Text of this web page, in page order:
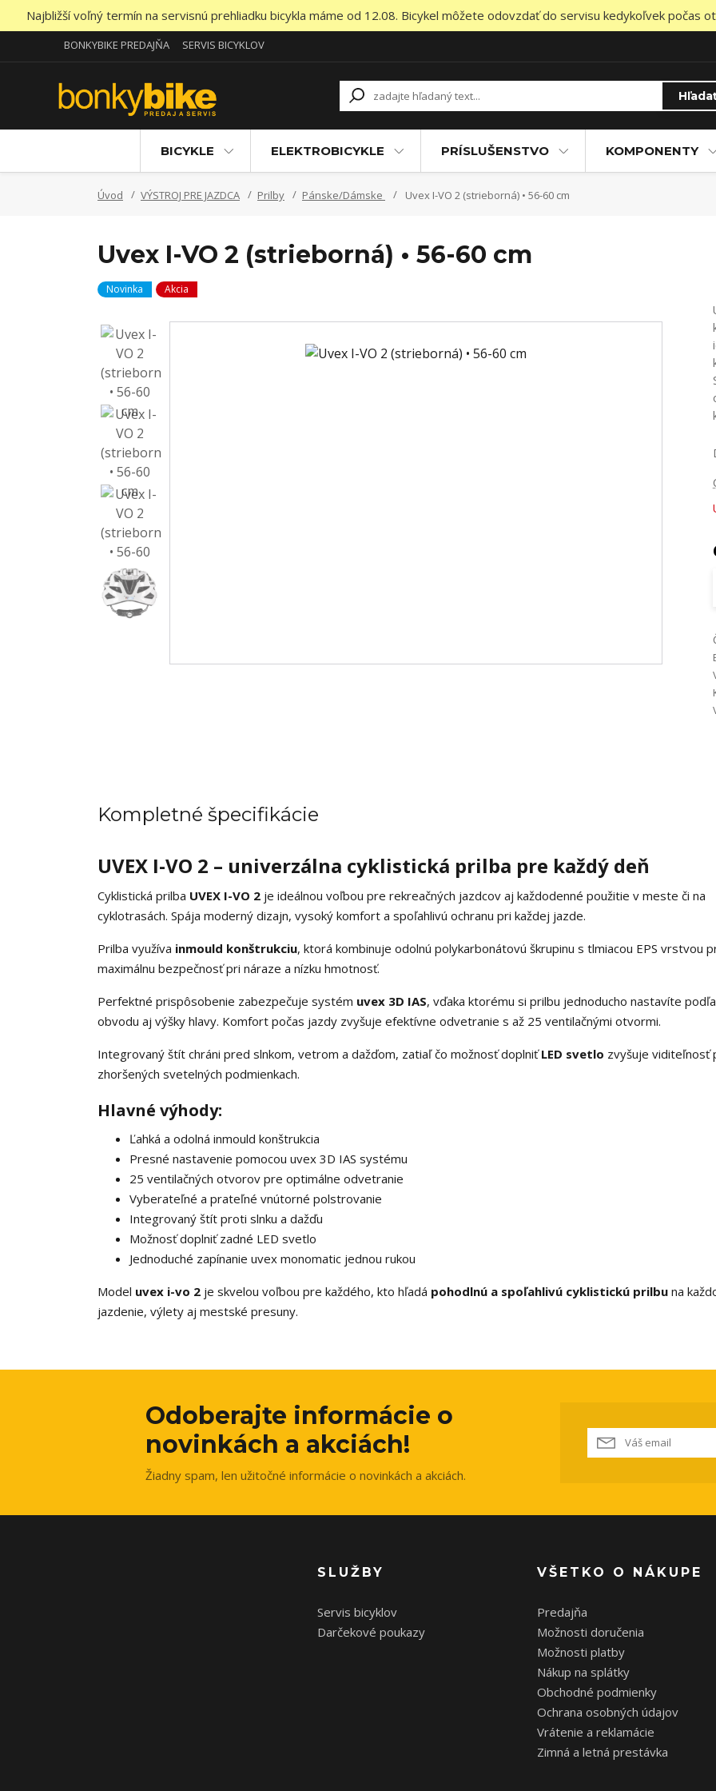
Najbližší voľný termín na servisnú prehliadku bicykla máme od 12.08. Bicykel môžete odovzdať do servisu kedykoľvek počas
BONKYBIKE PREDAJŇA SERVIS BICYKLOV
BICYKLE ELEKTROBICYKLE PRÍSLUŠENSTVO KOMPONENTY
Úvod VÝSTROJ PRE JAZDCA Prilby Pánske/Dámske Uvex I-VO 2 (strieborná) • 56-60 cm
Uvex I-VO 2 (strieborná) • 56-60 cm
Novinka Akcia
Kompletné špecifikácie
UVEX I-VO 2 – univerzálna cyklistická prilba pre každý deň
Cyklistická prilba UVEX I-VO 2 je ideálnou voľbou pre rekreačných jazdcov aj každodenné použitie v meste či na
cyklotrasách. Spája moderný dizajn, vysoký komfort a spoľahlivú ochranu pri každej jazde.
Prilba využíva inmould konštrukciu, ktorá kombinuje odolnú polykarbonátovú škrupinu s tlmiacou EPS vrstvou
maximálnu bezpečnosť pri náraze a nízku hmotnosť.
Perfektné prispôsobenie zabezpečuje systém uvex 3D IAS, vďaka ktorému si prilbu jednoducho nastavíte podľa
obvodu aj výšky hlavy. Komfort počas jazdy zvyšuje efektívne odvetranie s až 25 ventilačnými otvormi.
Integrovaný štít chráni pred slnkom, vetrom a dažďom, zatiaľ čo možnosť doplniťLED svetlo zvyšuje viditeľnosť
zhoršených svetelných podmienkach.
Hlavné výhody:
Ľahká a odolná inmould konštrukcia
Presné nastavenie pomocou uvex 3D IAS systému
25 ventilačných otvorov pre optimálne odvetranie
Vyberateľné a prateľné vnútorné polstrovanie
Integrovaný štít proti slnku a dažďu
Možnosť doplniť zadné LED svetlo
Jednoduché zapínanie uvex monomatic jednou rukou
Model uvex i-vo 2 je skvelou voľbou pre každého, kto hľadá pohodlnú a spoľahlivú cyklistickú prilbu na
jazdenie, výlety aj mestské presuny.
Odoberajte informácie o
novinkách a akciách!
Žiadny spam, len užitočné informácie o novinkách a akciách.
SLUŽBY
Servis bicyklov
Darčekové poukazy
VŠETKO O NÁKUPE
Predajňa
Možnosti doručenia
Možnosti platby
Nákup na splátky
Obchodné podmienky
Ochrana osobných údajov
Vrátenie a reklamácie
Zimná a letná prestávka